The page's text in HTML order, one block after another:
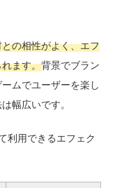
の相性がよく、エフ
ます。背景でブラン
ムでユーザーを楽し
幅広いです。
利用できるエフェク